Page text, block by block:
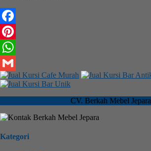
Facebook
Pinterest
WhatsApp
Gmail
CV. Berkah Mebel Jepara
Kategori